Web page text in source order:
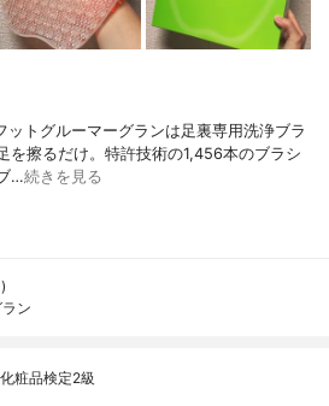
トグルーマーグランは足裏専用洗浄ブラ
を擦るだけ。特許技術の1,456本のブラシ
…続きを見る
ン
粧品検定2級